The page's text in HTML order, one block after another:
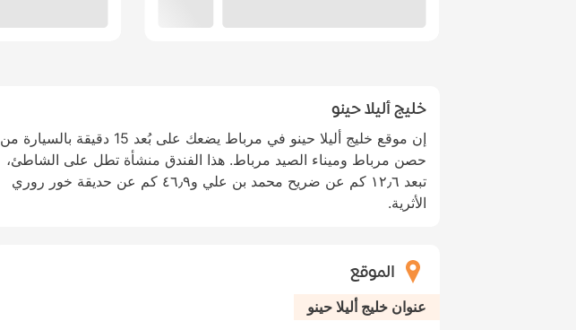
خليج أليلا حينو
إن موقع خليج أليلا حينو في مرباط يضعك على بُعد 15 دقيقة بالسيارة من
حصن مرباط وميناء الصيد مرباط. هذا الفندق منشأة تطل على الشاطئ،
تبعد ١٢٫٦ كم عن ضريح محمد بن علي و٤٦٫٩ كم عن حديقة خور روري
الأثرية.
الموقع
عنوان خليج أليلا حينو